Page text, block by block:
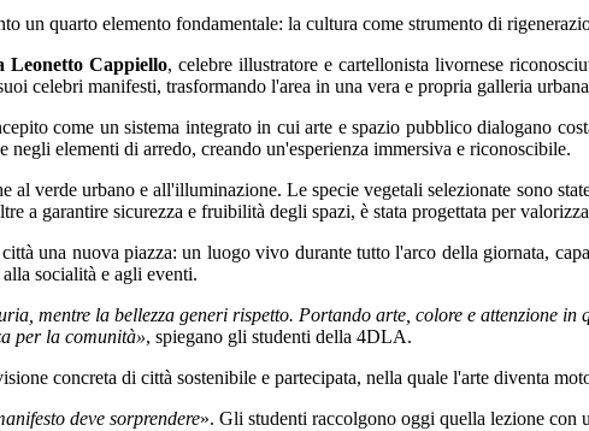
un quarto elemento fondamentale: la cultura come strumento di
Leonetto Cappiello, celebre illustratore e cartellonista livornese
celebri manifesti, trasformando l'area in una vera e propria galleria
come un sistema integrato in cui arte e spazio pubblico dialogano
negli elementi di arredo, creando un'esperienza immersiva e riconoscibile.
al verde urbano e all'illuminazione. Le specie vegetali selezionate sono
a garantire sicurezza e fruibilità degli spazi, è stata progettata per
una nuova piazza: un luogo vivo durante tutto l'arco della giornata,
socialità e agli eventi.
mentre la bellezza generi rispetto. Portando arte, colore e attenzione
per la comunità», spiegano gli studenti della 4DLA.
concreta di città sostenibile e partecipata, nella quale l'arte diventa
deve sorprendere». Gli studenti raccolgono oggi quella lezione con